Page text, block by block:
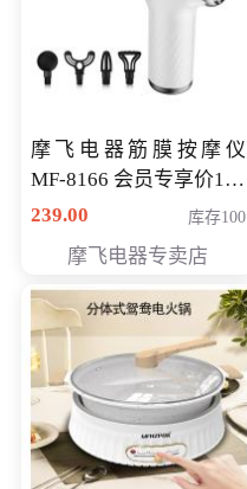
摩飞电器筋膜按摩仪
MF-8166 会员专享价168
元
239.00 库存100
摩飞电器专卖店